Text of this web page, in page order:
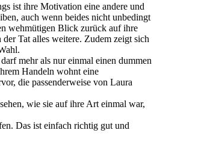
ist ihre Motivation eine andere und
auch wenn beides nicht unbedingt
wehmütigen Blick zurück auf ihre
Tat alles weitere. Zudem zeigt sich
mehr als nur einmal einen dummen
Handeln wohnt eine
die passenderweise von Laura
wie sie auf ihre Art einmal war,
Das ist einfach richtig gut und